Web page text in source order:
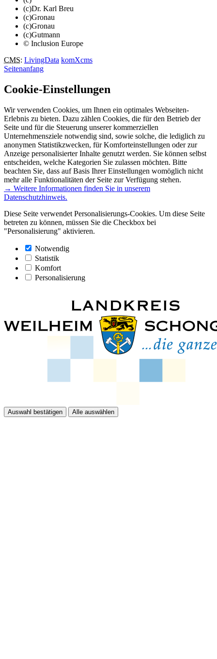
(c)Dr. Karl Breu
(c)Gronau
(c)Gronau
(c)Gutmann
© Inclusion Europe
CMS: LivingData komXcms
Seitenanfang
Cookie-Einstellungen
Wir verwenden Cookies, um Ihnen ein optimales Webseiten-
Erlebnis zu bieten. Dazu zählen Cookies, die für den Betrieb der
Seite und für die Steuerung unserer kommerziellen
Unternehmensziele notwendig sind, sowie solche, die lediglich zu
anonymen Statistikzwecken, für Komforteinstellungen oder zur
Anzeige personalisierter Inhalte genutzt werden. Sie können selbst
entscheiden, welche Kategorien Sie zulassen möchten. Bitte
beachten Sie, dass auf Basis Ihrer Einstellungen womöglich nicht
mehr alle Funktionalitäten der Seite zur Verfügung stehen.
→ Weitere Informationen finden Sie in unserem
Datenschutzhinweis.
Diese Seite verwendet Personalisierungs-Cookies. Um diese Seite
betreten zu können, müssen Sie die Checkbox bei
"Personalisierung" aktivieren.
Notwendig
Statistik
Komfort
Personalisierung
Auswahl bestätigen Alle auswählen